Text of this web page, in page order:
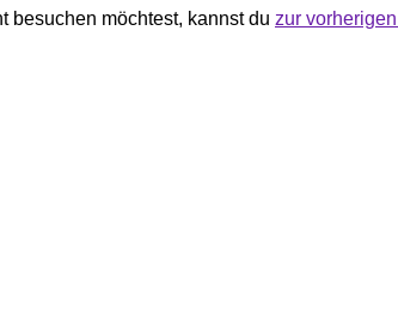
besuchen möchtest, kannst du zur